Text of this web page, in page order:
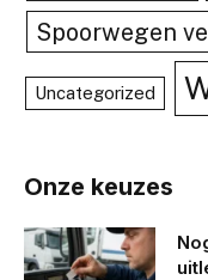
Spoorwegen
Uncategorized
Onze keuzes